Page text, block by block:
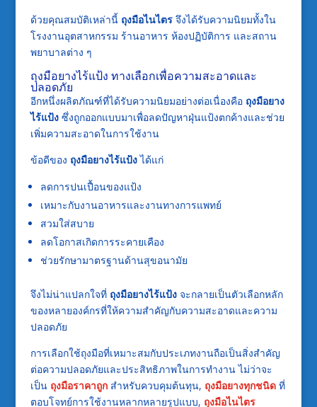
ด้วยคุณสมบัติเหล่านี้ ถุงมือไนไตรจึงได้รับความนิยมทั้งใน
โรงงานอุตสาหกรรม ร้านอาหาร ห้องปฏิบัติการ และสถาน
พยาบาลต่าง ๆ
ถุงมือยางไร้แป้ง ทางเลือกเพื่อความสะอาดและ
ปลอดภัย
อีกหนึ่งผลิตภัณฑ์ที่ได้รับความนิยมอย่างต่อเนื่องคือ ถุงมือยาง
ไร้แป้งซึ่งถูกออกแบบมาเพื่อลดปัญหาฝุ่นแป้งตกค้างและช่วย
เพิ่มความสะอาดในการใช้งาน
ข้อดีของ ถุงมือยางไร้แป้งได้แก่
ลดการปนเปื้อนของแป้ง
เหมาะกับงานอาหารและงานทางการแพทย์
สวมใส่สบาย
ลดโอกาสเกิดการระคายเคือง
ช่วยรักษามาตรฐานด้านสุขอนามัย
จึงไม่น่าแปลกใจที่ ถุงมือยางไร้แป้งจะกลายเป็นตัวเลือกหลัก
ของหลายองค์กรที่ให้ความสำคัญกับความสะอาดและความ
ปลอดภัย
การเลือกใช้ถุงมือที่เหมาะสมกับประเภทงานถือเป็นสิ่งสำคัญ
ต่อความปลอดภัยและประสิทธิภาพในการทำงาน ไม่ว่าจะ
เป็น ถุงมือราคาถูกสำหรับควบคุมต้นทุน, ถุงมือยางทุกชนิดที่
ตอบโจทย์การใช้งานหลากหลายรูปแบบ, ถุงมือไนไตร